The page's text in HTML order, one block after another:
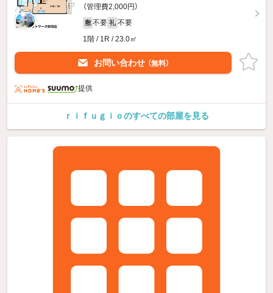
（管理費2,000円）
敷 不要 礼 不要
1階 / 1R / 23.0㎡
お問い合わせ （無料）
提供
ｒｉｆｕｇｉｏのすべての部屋を見る